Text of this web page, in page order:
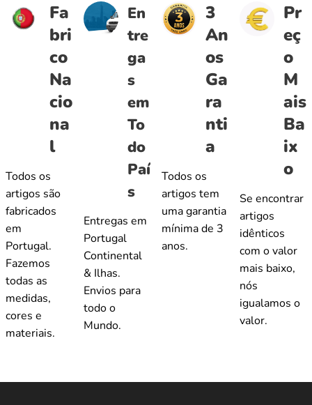
Fa
bri
co
Na
cio
na
l
Todos os
artigos são
fabricados
em
Portugal.
Fazemos
todas as
medidas,
cores e
materiais.
En
tre
ga
s
em
To
do
Paí
s
Entregas em
Portugal
Continental
& Ilhas.
Envios para
todo o
Mundo.
3
An
os
Ga
ra
nti
a
Todos os
artigos tem
uma garantia
mínima de 3
anos.
Pr
eç
o
M
ais
Ba
ix
o
Se encontrar
artigos
idênticos
com o valor
mais baixo,
nós
igualamos o
valor.